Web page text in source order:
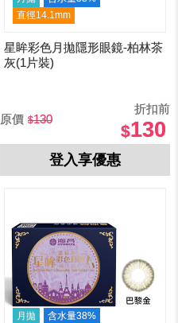
直徑14.1mm
星眸彩色月拋隱形眼鏡-柏林茶
灰(1片裝)
原價 130
折扣前
130
登入享優惠
月拋
含水量38%